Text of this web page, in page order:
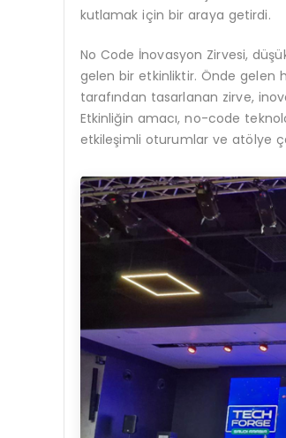
kutlamak için bir araya getirdi.
No Code İnovasyon Zirvesi,
gelen bir etkinliktir. Önde gelen
tarafından tasarlanan zirve,
Etkinliğin amacı, no-code
etkileşimli oturumlar ve atölye